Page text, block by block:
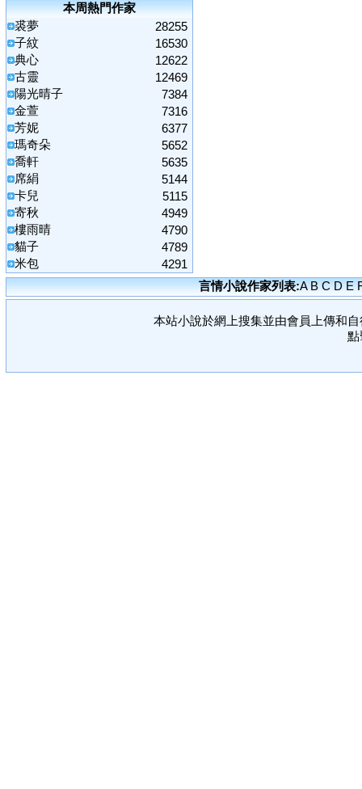
本周熱門作家
裘夢
28255
子紋
16530
典心
12622
古靈
12469
陽光晴子
7384
金萱
7316
芳妮
6377
瑪奇朵
5652
喬軒
5635
席絹
5144
卡兒
5115
寄秋
4949
樓雨晴
4790
貓子
4789
米包
4291
言情小說作家列表:A B C D E
本站小說於網上搜集並由會員上傳和
點